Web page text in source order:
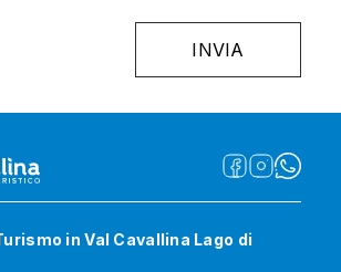
in Val Cavallina Lago di